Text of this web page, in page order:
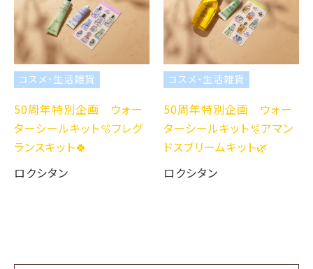
コスメ・生活雑貨
50周年特別企画 ウォー
ターシールキット🫧フレグ
ランスキット🍀
ロクシタン
コスメ・生活雑貨
50周年特別企画 ウォー
ターシールキット🫧アマン
ドスブリームキット🌿
ロクシタン